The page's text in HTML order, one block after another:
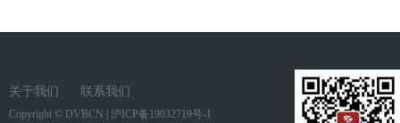
关于我们 联系我们
Copyright © DVBCN 沪ICP备19032719号-1